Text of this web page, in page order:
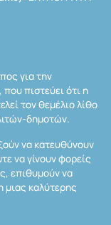
για την
πιστεύει ότι η
τον θεμέλιο λίθο
δημοτών.
να κατευθύνουν
να γίνουν φορείς
επιθυμούν να
καλύτερης